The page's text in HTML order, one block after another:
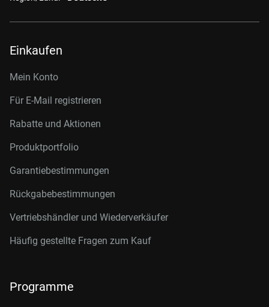
Einkaufen
Mein Konto
Für E-Mail registrieren
Rabatte und Aktionen
Produktportfolio
Garantiebestimmungen
Rückgabebestimmungen
Vertriebshändler und Wiederverkäufer
Häufig gestellte Fragen zum Kauf
Programme